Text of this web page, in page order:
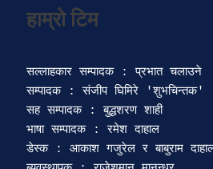
हाम्रो टिम
सल्लाहकार सम्पादक : प्रभात चलाउने
सम्पादक : संजीप घिमिरे 'शुभचिन्तक'
सह सम्पादक : बुद्धशरण शाही
भाषा सम्पादक : रमेश दाहाल
डेस्क : आकाश गजुरेल र बाबुराम